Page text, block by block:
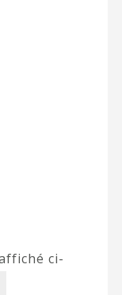
ci-